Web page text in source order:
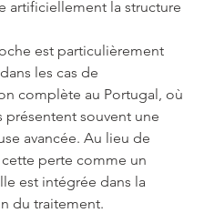
artificiellement la structure
est particulièrement
les cas de
complète au Portugal, où
présentent souvent une
avancée. Au lieu de
perte comme un
est intégrée dans la
du traitement.